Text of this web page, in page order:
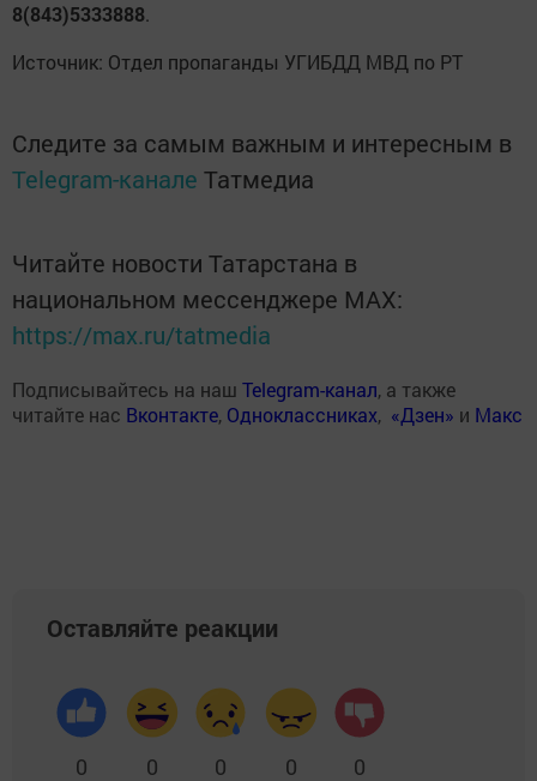
8(843)5333888.
Источник: Отдел пропаганды УГИБДД МВД по РТ
Следите за самым важным и интересным в
Telegram-канале Татмедиа
Читайте новости Татарстана в
национальном мессенджере MАХ:
https://max.ru/tatmedia
Подписывайтесь на наш Telegram-канал, а также
читайте нас Вконтакте, Одноклассниках, «Дзен» и Макс
Оставляйте реакции
0 0 0 0 0